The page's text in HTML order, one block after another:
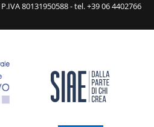
80131950588 - tel. +39 06 4402766